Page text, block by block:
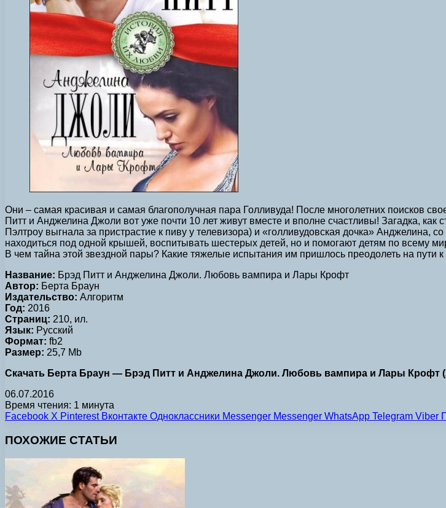
Они – самая красивая и самая благополучная пара Голливуда! После многолетних поисков
Питт и Анджелина Джоли вот уже почти 10 лет живут вместе и вполне счастливы! Загадка,
Пэлтроу выгнала за пристрастие к пиву у телевизора) и «голливудовская дочка» Анджелина,
находиться под одной крышей, воспитывать шестерых детей, но и помогают детям по всему
В чем тайна этой звездной пары? Какие тяжелые испытания им пришлось преодолеть на пути
Название: Брэд Питт и Анджелина Джоли. Любовь вампира и Лары Крофт
Автор: Берта Браун
Издательство: Алгоритм
Год: 2016
Страниц: 210, ил.
Язык: Русский
Формат: fb2
Размер: 25,7 Mb
Скачать Берта Браун — Брэд Питт и Анджелина Джоли. Любовь вампира и Лары Крофт
06.07.2016
Время чтения: 1 минута
Facebook X Pinterest Вконтакте Одноклассники Messenger Messenger WhatsApp Telegram Viber
ПОХОЖИЕ СТАТЬИ